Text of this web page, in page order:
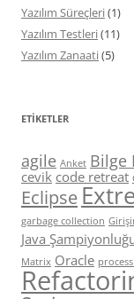
Yazılım Süreçleri(1)
Yazılım Testleri(11)
Yazılım Zanaati(5)
ETIKETLER
agile Anket Bilge
cevik code retreat
Eclipse
garbage collection
Java
Matrix Oracle